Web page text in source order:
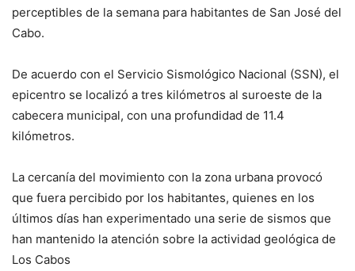
perceptibles de la semana para habitantes de San José del
Cabo.
De acuerdo con el Servicio Sismológico Nacional (SSN), el
epicentro se localizó a tres kilómetros al suroeste de la
cabecera municipal, con una profundidad de 11.4
kilómetros.
La cercanía del movimiento con la zona urbana provocó
que fuera percibido por los habitantes, quienes en los
últimos días han experimentado una serie de sismos que
han mantenido la atención sobre la actividad geológica de
Los Cabos